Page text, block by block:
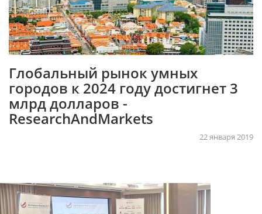
Глобальный рынок умных
городов к 2024 году достигнет 3
млрд долларов -
ResearchAndMarkets
22 января 2019